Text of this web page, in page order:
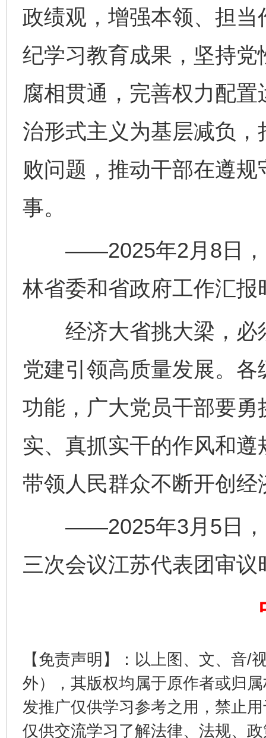
政绩观，增强本领、担
纪学习教育成果，坚持
腐相贯通，完善权力配
治形式主义为基层减负
败问题，推动干部在遵
事。
——2025年2月8日，
林省委和省政府工作汇报
经济大省挑大梁，必
党建引领高质量发展。
功能，广大党员干部要
实、真抓实干的作风和
带领人民群众不断开创
——2025年3月5日，
三次会议江苏代表团审议
【免责声明】：以上图、文、音/
外），其版权均属于原作者或归
发推广仅供学习参考之用，禁止
仅供交流学习了解法律、法规、
完善运行机制助力责任有效落实 一纸欠
东山县通报“牛蛙产品抗生素超标问题” 法